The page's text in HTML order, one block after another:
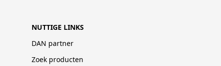
NUTTIGE LINKS
DAN partner
Zoek producten